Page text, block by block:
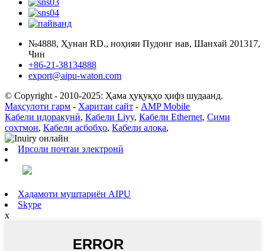
№4888, Ҳунан RD., ноҳияи Пудонг нав, Шанхай 201317,
Чин
+86-21-38134888
export@aipu-waton.com
© Copyright - 2010-2025: Ҳама ҳуқуқҳо ҳифз шудаанд.
Маҳсулоти гарм - Харитаи сайт - AMP Mobile
Кабели идоракунӣ, Кабели Liyy, Кабели Ethernet, Сими
сохтмон, Кабели асбобҳо, Кабели алоқа,
Ирсоли почтаи электронӣ
Хадамоти муштариён AIPU
Skype
x